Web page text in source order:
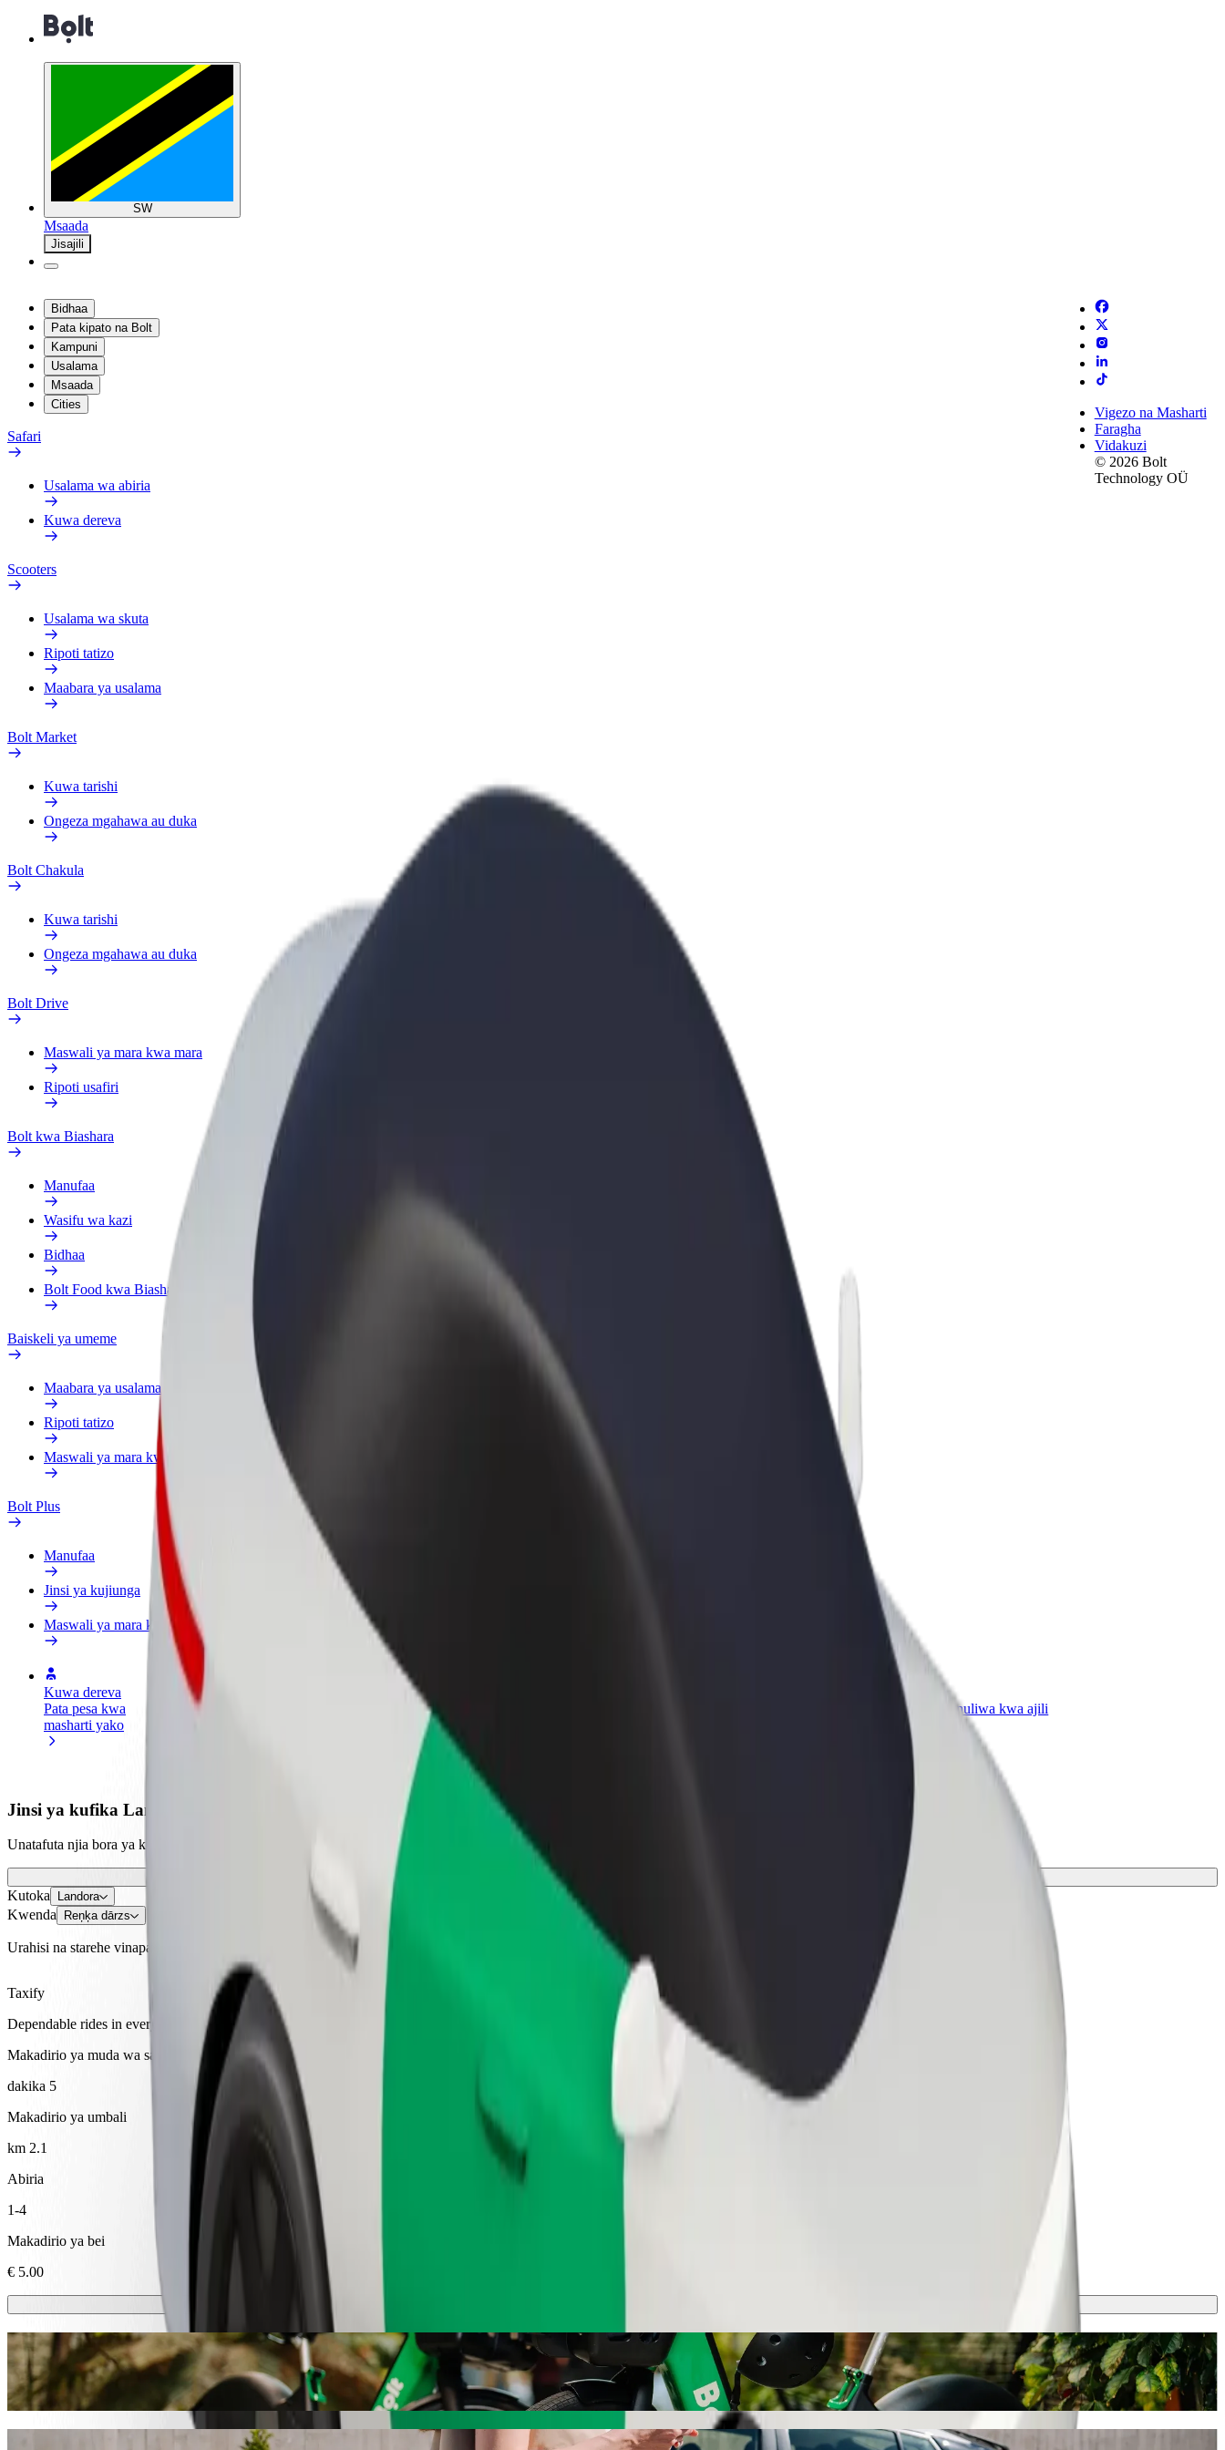
SW
Msaada
Jisajili
Bidhaa
Pata kipato na Bolt
Kampuni
Usalama
Msaada
Cities
Safari
Usalama wa abiria
Kuwa dereva
Scooters
Usalama wa skuta
Ripoti tatizo
Maabara ya usalama
Bolt Market
Kuwa tarishi
Ongeza mgahawa au duka
Bolt Chakula
Kuwa tarishi
Ongeza mgahawa au duka
Bolt Drive
Maswali ya mara kwa mara
Ripoti usafiri
Bolt kwa Biashara
Manufaa
Wasifu wa kazi
Bidhaa
Bolt Food kwa Biashara
Baiskeli ya umeme
Maabara ya usalama
Ripoti tatizo
Maswali ya mara kwa mara
Bolt Plus
Manufaa
Jinsi ya kujiunga
Maswali ya mara kwa mara
Kuwa dereva
Pata pesa kwa
masharti yako
Kuwa tarishi
Wasilisha chakula na ulipwe
Ongeza mgahawa au duka
Fikia wateja zaidi na
ongeza mapato
Bidhaa na huduma za Bolt zilizopanuliwa kwa ajili
Vigezo na Masharti
Faragha
Vidakuzi
© 2026 Bolt
Technology OÜ
Jinsi ya kufika Landora hadi Reņķa dārzs
Unatafuta njia bora ya kufika kutoka Landora hadi Reņķa dārzs? Chunguza huduma zetu na upate sahihi kabisa kwa safari yako.
Kutoka Landora
Kwenda Reņķa dārzs
Urahisi na starehe vinapatikana haraka!
Taxify
Dependable rides in everyday, mid-size cars.
Makadirio ya muda wa safari
dakika 5
Makadirio ya umbali
km 2.1
Abiria
1-4
Makadirio ya bei
€ 5.00
Skuta au baiskeli za umeme
Zunguka Ventspils kwa skuta au baiskeli za umeme
Pakua programu ya Bolt
Fika kutoka Landora hadi Reņķa dārzs na huduma ya Bolt